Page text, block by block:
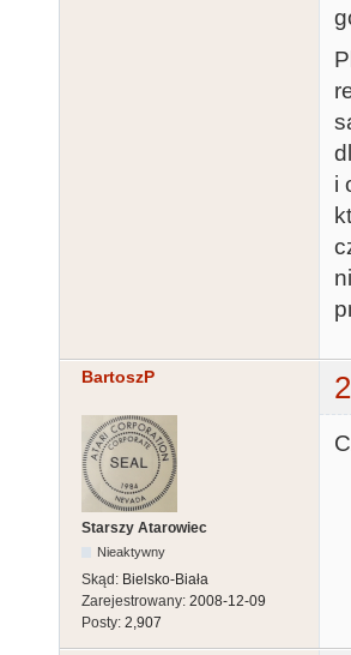
i
BartoszP
Starszy Atarowiec
Nieaktywny
Skąd: Bielsko-Biała
Zarejestrowany: 2008-12-09
Posty: 2,907